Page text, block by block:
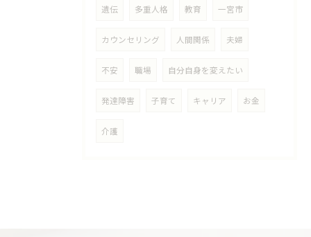
遺伝 多重人格 教育 一宮市
カウンセリング 人間関係 夫婦
不安 職場 自分自身を変えたい
発達障害 子育て キャリア お金
介護